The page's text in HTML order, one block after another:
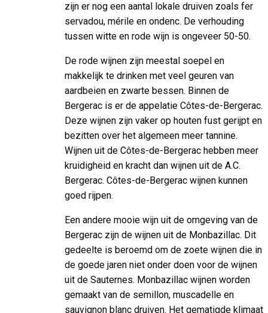
zijn er nog een aantal lokale druiven zoals fer
servadou, mérile en ondenc. De verhouding
tussen witte en rode wijn is ongeveer 50-50.
De rode wijnen zijn meestal soepel en
makkelijk te drinken met veel geuren van
aardbeien en zwarte bessen. Binnen de
Bergerac is er de appelatie Côtes-de-Bergerac.
Deze wijnen zijn vaker op houten fust gerijpt en
bezitten over het algemeen meer tannine.
Wijnen uit de Côtes-de-Bergerac hebben meer
kruidigheid en kracht dan wijnen uit de A.C.
Bergerac. Côtes-de-Bergerac wijnen kunnen
goed rijpen.
Een andere mooie wijn uit de omgeving van de
Bergerac zijn de wijnen uit de Monbazillac. Dit
gedeelte is beroemd om de zoete wijnen die in
de goede jaren niet onder doen voor de wijnen
uit de Sauternes. Monbazillac wijnen worden
gemaakt van de semillon, muscadelle en
sauvignon blanc druiven. Het gematigde klimaat